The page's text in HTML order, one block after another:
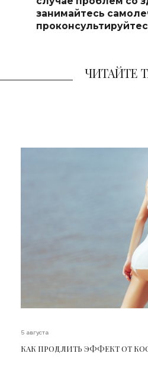
занимайтесь самоле
ЧИТАЙТЕ
5 августа
КАК ПРОДЛИТЬ ЭФФЕКТ ОТ